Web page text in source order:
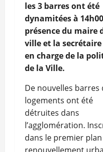
les 3 barres ont été
dynamitées à
présence du maire
ville et la secrétaire
en charge de la
de la Ville.
De nouvelles barres
logements ont été
détruites dans
l’agglomération.
dans le premier